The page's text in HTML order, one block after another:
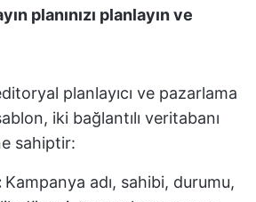
planınızı planlayın ve
planlayıcı ve pazarlama
iki bağlantılı veritabanı
sahiptir:
Kampanya adı, sahibi, durumu,